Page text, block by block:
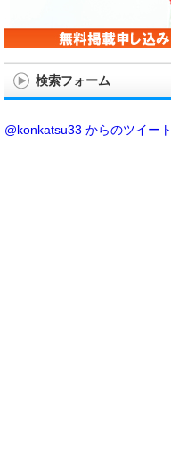
検索フォーム
@konkatsu33 からのツイート